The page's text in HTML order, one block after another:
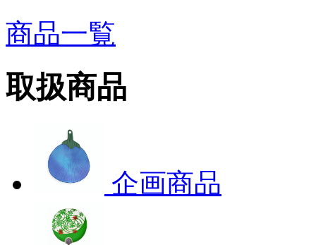
商品一覧
取扱商品
企画商品